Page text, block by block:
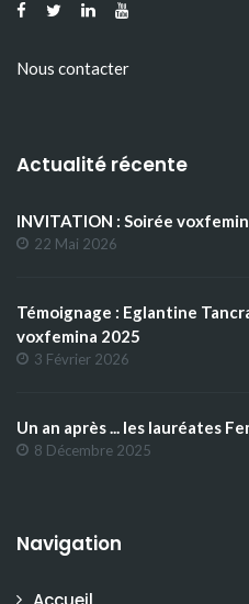
Nous contacter
Actualité récente
INVITATION : Soirée
22 Mai 2026
Témoignage : Eglantine
voxfemina 2025
3 Février 2026
Un an après ... les lauréates
8 Décembre 2025
Navigation